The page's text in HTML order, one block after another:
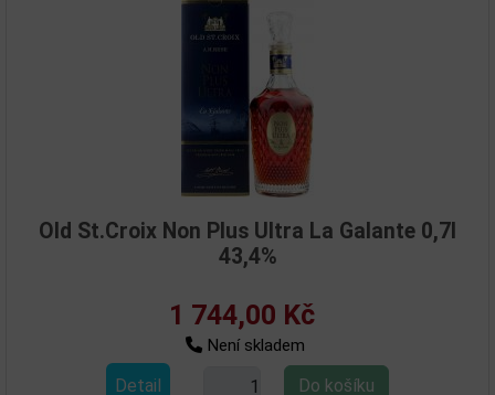
Old St.Croix Non Plus Ultra La Galante 0,7l
43,4%
1 744,00 Kč
Není skladem
Detail